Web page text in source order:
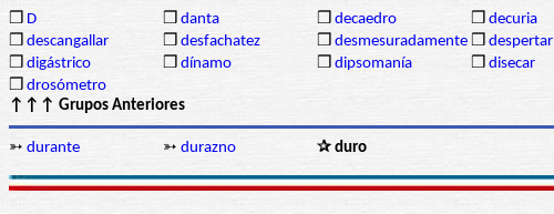
❒ D ❒ danta ❒ decaedro ❒ decuria
❒ descangallar ❒ desfachatez ❒ desmesuradamente ❒ despertar
❒ digástrico ❒ dínamo ❒ dipsomanía ❒ disecar
❒ drosómetro
↑↑↑ Grupos Anteriores
➳ durante ➳ durazno ✰ duro